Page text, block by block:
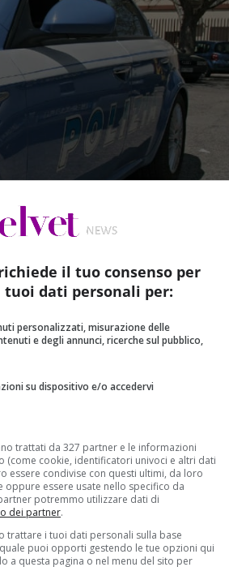
a Crotone. A finire sotto la lente
il tuo consenso per
dati personali per:
personalizzati, misurazione delle
e degli annunci, ricerche sul pubblico,
su dispositivo e/o accedervi
trattati da 327 partner e le informazioni
(come cookie, identificatori univoci e altri dati
essere condivise con questi ultimi, da loro
oppure essere usate nello specifico da
potremmo utilizzare dati di
dei partner.
i tuoi dati personali sulla base
puoi opporti gestendo le tue opzioni qui
a questa pagina o nel menu del sito per